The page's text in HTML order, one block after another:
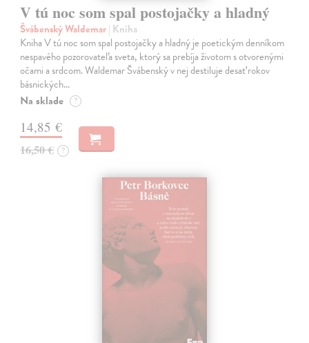
V tú noc som spal postojačky a hladný
Švábenský Waldemar| Kniha
Kniha V tú noc som spal postojačky a hladný je poetickým denníkom
nespavého pozorovateľa sveta, ktorý sa prebíja životom s otvorenými
očami a srdcom. Waldemar Švábenský v nej destiluje desať rokov
básnických…
Na sklade ?
14,85 €
16,50 € ?